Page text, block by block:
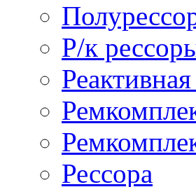
Р/к
Реактивная
Рессора